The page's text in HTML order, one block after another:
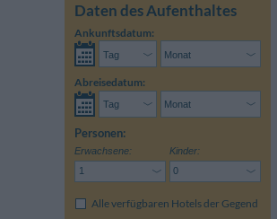
Daten des Aufenthaltes
Ankunftsdatum:
Abreisedatum:
Personen:
Erwachsene: Kinder:
Alle verfügbaren Hotels der Gegend